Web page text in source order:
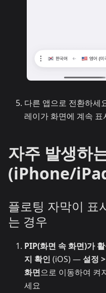
다른 앱으로 전환하세
레이가 화면에 계속 표
자주 발생하
(iPhone/
플로팅 자막이 표
는 경우
PIP(화면 속 화면)가
지 확인 (iOS) —설정
화면으로 이동하여 켜
세요